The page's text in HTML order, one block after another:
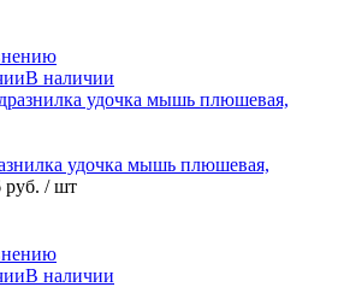
В наличии
удочка мышь плюшевая,
руб. / шт
В наличии